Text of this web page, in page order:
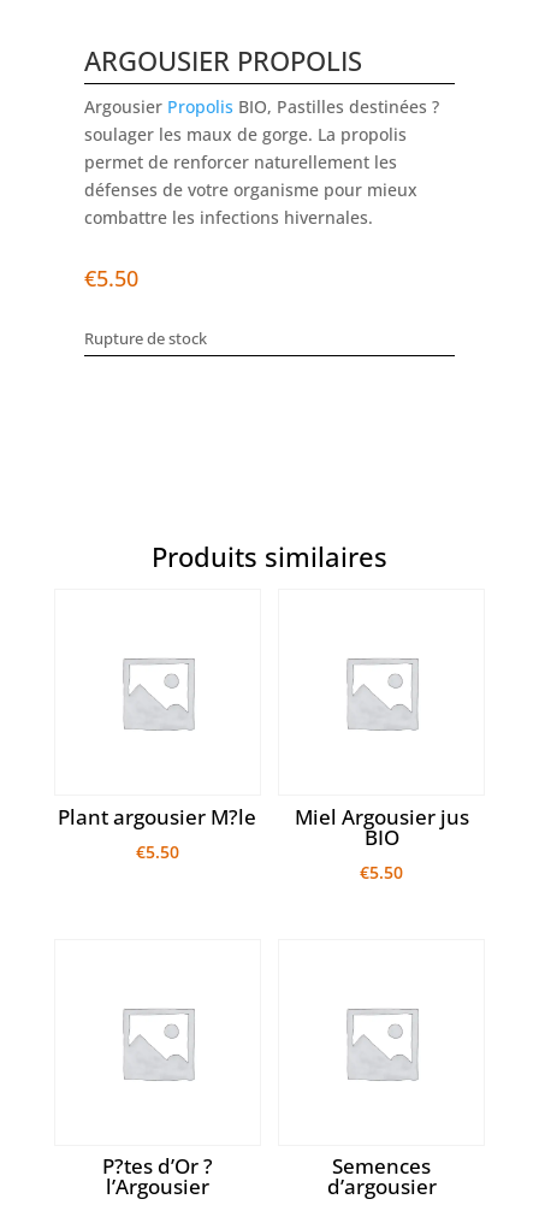
ARGOUSIER PROPOLIS
Argousier Propolis BIO, Pastilles destinées ?
soulager les maux de gorge. La propolis
permet de renforcer naturellement les
défenses de votre organisme pour mieux
combattre les infections hivernales.
€5.50
Rupture de stock
Produits similaires
Plant argousier M?le
€5.50
Miel Argousier jus
BIO
€5.50
P?tes d’Or ?
l’Argousier
Semences
d’argousier